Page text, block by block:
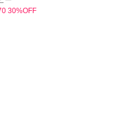
30%OFF